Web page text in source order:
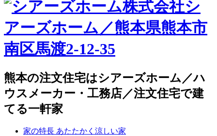
株式会社シ
アーズホーム／熊本県熊本市
南区馬渡2-12-35
熊本の注文住宅はシアーズホーム／ハ
ウスメーカー・工務店／注文住宅で建
てる一軒家
家の特長 あたたかく涼しい家